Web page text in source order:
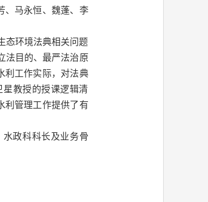
、马永恒、魏蓬、李
态环境法典相关问题
法目的、最严法治原
利工作实际，对法典
教授的授课逻辑清
利管理工作提供了有
政科科长及业务骨